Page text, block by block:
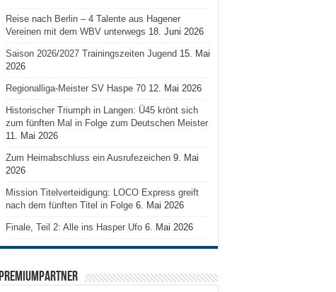
Reise nach Berlin – 4 Talente aus Hagener
Vereinen mit dem WBV unterwegs 18. Juni 2026
Saison 2026/2027 Trainingszeiten Jugend 15. Mai
2026
Regionalliga-Meister SV Haspe 70 12. Mai 2026
Historischer Triumph in Langen: Ü45 krönt sich
zum fünften Mal in Folge zum Deutschen Meister
11. Mai 2026
Zum Heimabschluss ein Ausrufezeichen 9. Mai
2026
Mission Titelverteidigung: LOCO Express greift
nach dem fünften Titel in Folge 6. Mai 2026
Finale, Teil 2: Alle ins Hasper Ufo 6. Mai 2026
PREMIUMPARTNER